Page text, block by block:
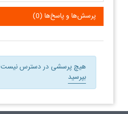
پرسش‌ها و پاسخ‌ها (0)
هیچ پرسشی در دسترس نیست
بپرسید